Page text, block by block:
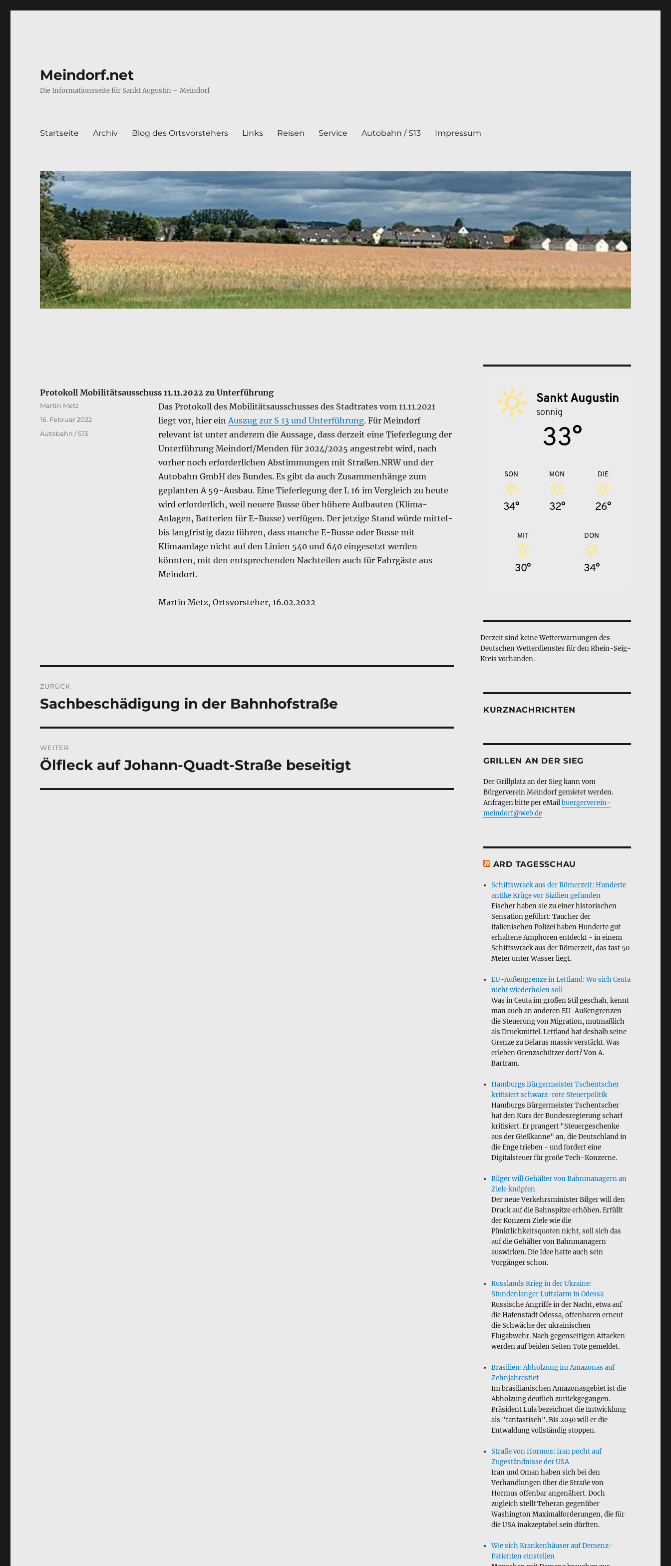
Meindorf.net
Die Informationsseite für Sankt Augustin – Meindorf
Startseite Archiv Blog des Ortsvorstehers Links Reisen Service Autobahn / S13 Impressum
Protokoll Mobilitätsausschuss 11.11.2022 zu Unterführung
Das Protokoll des Mobilitätsausschusses des Stadtrates vom 11.11.2021
liegt vor, hier einAuszug zur S 13 und Unterführung. Für Meindorf
relevant ist unter anderem die Aussage, dass derzeit eine Tieferlegung der
Unterführung Meindorf/Menden für 2024/2025 angestrebt wird, nach
vorher noch erforderlichen Abstimmungen mit Straßen.NRW und der
Autobahn GmbH des Bundes. Es gibt da auch Zusammenhänge zum
geplanten A 59-Ausbau. Eine Tieferlegung der L 16 im Vergleich zu heute
wird erforderlich, weil neuere Busse über höhere Aufbauten (Klima-
Anlagen, Batterien für E-Busse) verfügen. Der jetzige Stand würde mittel-
bis langfristig dazu führen, dass manche E-Busse oder Busse mit
Klimaanlage nicht auf den Linien 540 und 640 eingesetzt werden
könnten, mit den entsprechenden Nachteilen auch für Fahrgäste aus
Meindorf.
Martin Metz, Ortsvorsteher, 16.02.2022
Autor
Martin Metz
Veröffentlicht
16. Februar 2022
Kategorien
Autobahn / S13
ZURÜCK
Vorheriger
Sachbeschädigung in der Bahnhofstraße
WEITER
Nächster
Ölfleck auf Johann-Quadt-Straße beseitigt
Sankt Augustin
sonnig
33°
SON
34°
MON
32°
DIE
26°
MIT
30°
DON
34°
Derzeit sind keine Wetterwarnungen des
Deutschen Wetterdienstes für den Rhein-Seig-
Kreis vorhanden.
KURZNACHRICHTEN
GRILLEN AN DER SIEG
Der Grillplatz an der Sieg kann vom
Bürgerverein Meindorf gemietet werden.
Anfragen bitte per eMailbuergerverein-
meindorf@web.de
ARD TAGESSCHAU
Schiffswrack aus der Römerzeit: Hunderte
antike Krüge vor Sizilien gefunden
Fischer haben sie zu einer historischen
Sensation geführt: Taucher der
italienischen Polizei haben Hunderte gut
erhaltene Amphoren entdeckt - in einem
Schiffswrack aus der Römerzeit, das fast 50
Meter unter Wasser liegt.
EU-Außengrenze in Lettland: Wo sich Ceuta
nicht wiederholen soll
Was in Ceuta im großen Stil geschah, kennt
man auch an anderen EU-Außengrenzen -
die Steuerung von Migration, mutmaßlich
als Druckmittel. Lettland hat deshalb seine
Grenze zu Belarus massiv verstärkt. Was
erleben Grenzschützer dort? Von A.
Bartram.
Hamburgs Bürgermeister Tschentscher
kritisiert schwarz-rote Steuerpolitik
Hamburgs Bürgermeister Tschentscher
hat den Kurs der Bundesregierung scharf
kritisiert. Er prangert "Steuergeschenke
aus der Gießkanne" an, die Deutschland in
die Enge trieben - und fordert eine
Digitalsteuer für große Tech-Konzerne.
Bilger will Gehälter von Bahnmanagern an
Ziele knüpfen
Der neue Verkehrsminister Bilger will den
Druck auf die Bahnspitze erhöhen. Erfüllt
der Konzern Ziele wie die
Pünktlichkeitsquoten nicht, soll sich das
auf die Gehälter von Bahnmanagern
auswirken. Die Idee hatte auch sein
Vorgänger schon.
Russlands Krieg in der Ukraine:
Stundenlanger Luftalarm in Odessa
Russische Angriffe in der Nacht, etwa auf
die Hafenstadt Odessa, offenbaren erneut
die Schwäche der ukrainischen
Flugabwehr. Nach gegenseitigen Attacken
werden auf beiden Seiten Tote gemeldet.
Brasilien: Abholzung im Amazonas auf
Zehnjahrestief
Im brasilianischen Amazonasgebiet ist die
Abholzung deutlich zurückgegangen.
Präsident Lula bezeichnet die Entwicklung
als "fantastisch". Bis 2030 will er die
Entwaldung vollständig stoppen.
Straße von Hormus: Iran pocht auf
Zugeständnisse der USA
Iran und Oman haben sich bei den
Verhandlungen über die Straße von
Hormus offenbar angenähert. Doch
zugleich stellt Teheran gegenüber
Washington Maximalforderungen, die für
die USA inakzeptabel sein dürften.
Wie sich Krankenhäuser auf Demenz-
Patienten einstellen